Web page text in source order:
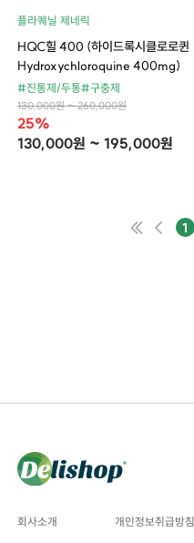
플라퀘닐 제네릭
HQC힐 400 (하이드록시클로로퀸
Hydroxychloroquine 400mg)
#진통제/두통#구충제
130,000원 ~ 260,000원
25%
130,000원 ~ 195,000원
1
회사소개 개인정보취급방침